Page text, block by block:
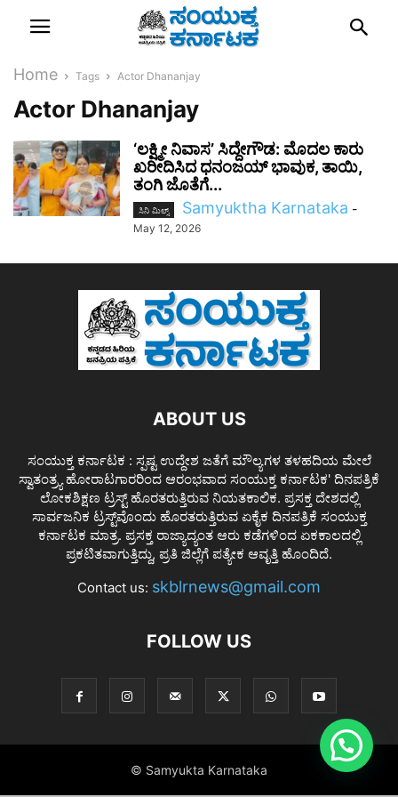
Home Tags Actor Dhananjay
Actor Dhananjay
‘ಲಕ್ಷ್ಮೀ ನಿವಾಸ’ ಸಿದ್ದೇಗೌಡ: ಮೊದಲ ಕಾರು
ಖರೀದಿಸಿದ ಧನಂಜಯ್‌ ಭಾವುಕ, ತಾಯಿ,
ತಂಗಿ ಜೊತೆಗೆ...
ಸಿನಿ ಮಿಲ್ಸ್ Samyuktha Karnataka -
May 12, 2026
ABOUT US
ಸಂಯುಕ್ತ ಕರ್ನಾಟಕ : ಸ್ಪಷ್ಟ ಉದ್ದೇಶ ಜತೆಗೆ ಮೌಲ್ಯಗಳ ತಳಹದಿಯ ಮೇಲೆ
ಸ್ವಾತಂತ್ರ್ಯ ಹೋರಾಟಗಾರರಿಂದ ಆರಂಭವಾದ ಸಂಯುಕ್ತ ಕರ್ನಾಟಕ' ದಿನಪತ್ರಿಕೆ
ಲೋಕಶಿಕ್ಷಣ ಟ್ರಸ್ಟ್ ಹೊರತರುತ್ತಿರುವ ನಿಯತಕಾಲಿಕ. ಪ್ರಸಕ್ತ ದೇಶದಲ್ಲಿ
ಸಾರ್ವಜನಿಕ ಟ್ರಸ್ಟ್‌ವೊಂದು ಹೊರತರುತ್ತಿರುವ ಏಕೈಕ ದಿನಪತ್ರಿಕೆ ಸಂಯುಕ್ತ
ಕರ್ನಾಟಕ ಮಾತ್ರ. ಪ್ರಸಕ್ತ ರಾಜ್ಯಾದ್ಯಂತ ಆರು ಕಡೆಗಳಿಂದ ಏಕಕಾಲದಲ್ಲಿ
ಪ್ರಕಟಿತವಾಗುತ್ತಿದ್ದು, ಪ್ರತಿ ಜಿಲ್ಲೆಗೆ ಪತ್ಯೇಕ ಆವೃತ್ತಿ ಹೊಂದಿದೆ.
Contact us: skblrnews@gmail.com
FOLLOW US
© Samyukta Karnataka